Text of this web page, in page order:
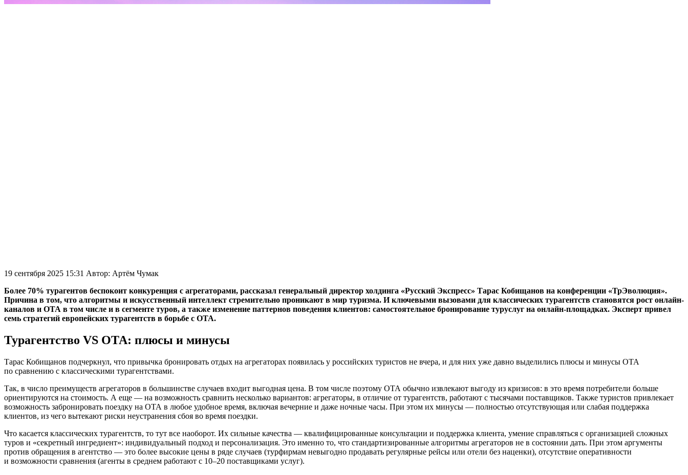
19 сентября 2025 15:31 Автор: Артём Чумак
Более 70% турагентов беспокоит конкуренция с агрегаторами, рассказал генеральный директор холдинга «Русский Экспресс» Тарас Кобищанов на конференции «ТрЭволюция».
Причина в том, что алгоритмы и искусственный интеллект стремительно проникают в мир туризма. И ключевыми вызовами для классических турагентств становятся рост онлайн-
каналов и ОТА в том числе и в сегменте туров, а также изменение паттернов поведения клиентов: самостоятельное бронирование туруслуг на онлайн-площадках. Эксперт привел
семь стратегий европейских турагентств в борьбе с ОТА.
Турагентство VS ОТА: плюсы и минусы
Тарас Кобищанов подчеркнул, что привычка бронировать отдых на агрегаторах появилась у российских туристов не вчера, и для них уже давно выделились плюсы и минусы ОТА
по сравнению с классическими турагентствами.
Так, в число преимуществ агрегаторов в большинстве случаев входит выгодная цена. В том числе поэтому ОТА обычно извлекают выгоду из кризисов: в это время потребители больше
ориентируются на стоимость. А еще — на возможность сравнить несколько вариантов: агрегаторы, в отличие от турагентств, работают с тысячами поставщиков. Также туристов привлекает
возможность забронировать поездку на ОТА в любое удобное время, включая вечерние и даже ночные часы. При этом их минусы — полностью отсутствующая или слабая поддержка
клиентов, из чего вытекают риски неустранения сбоя во время поездки.
Что касается классических турагентств, то тут все наоборот. Их сильные качества — квалифицированные консультации и поддержка клиента, умение справляться с организацией сложных
туров и «секретный ингредиент»: индивидуальный подход и персонализация. Это именно то, что стандартизированные алгоритмы агрегаторов не в состоянии дать. При этом аргументы
против обращения в агентство — это более высокие цены в ряде случаев (турфирмам невыгодно продавать регулярные рейсы или отели без наценки), отсутствие оперативности
и возможности сравнения (агенты в среднем работают с 10–20 поставщиками услуг).